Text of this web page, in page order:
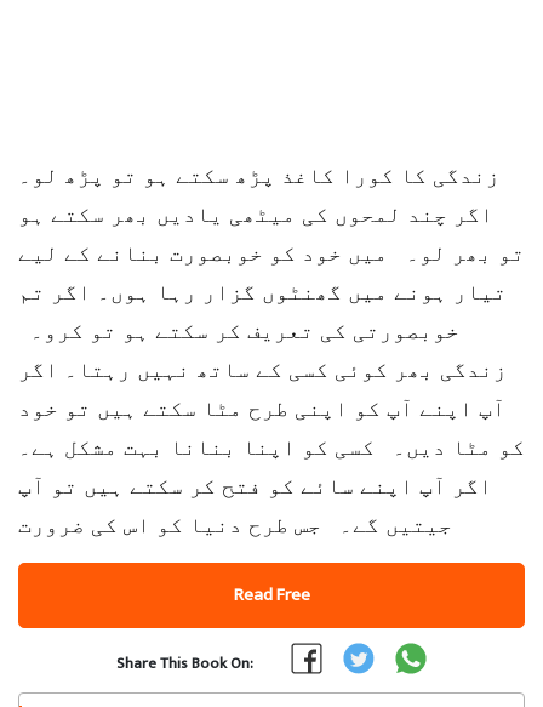
زندگی کا کورا کاغذ پڑھ سکتے ہو تو پڑھ لو۔
اگر چند لمحوں کی میٹھی یادیں بھر سکتے ہو
تو بھر لو۔ میں خود کو خوبصورت بنانے کے لیے
تیار ہونے میں گھنٹوں گزار رہا ہوں۔ اگر تم
خوبصورتی کی تعریف کر سکتے ہو تو کرو۔
زندگی بھر کوئی کسی کے ساتھ نہیں رہتا۔ اگر
آپ اپنے آپ کو اپنی طرح مٹا سکتے ہیں تو خود
کو مٹا دیں۔ کسی کو اپنا بنانا بہت مشکل ہے۔
اگر آپ اپنے سائے کو فتح کر سکتے ہیں تو آپ
جیتیں گے۔ جس طرح دنیا کو اس کی ضرورت
Read Free
Share This Book On: